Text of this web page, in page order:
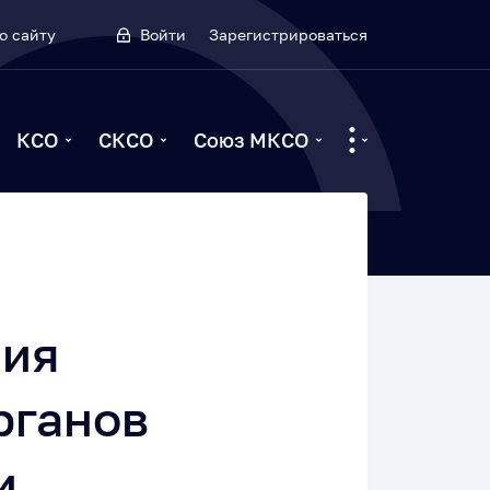
сайту Войти Зарегистрироваться
КСО СКСО Союз МКСО